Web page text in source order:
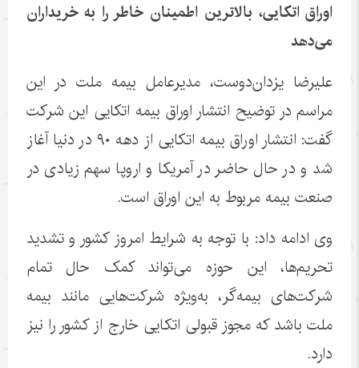
اوراق اتکایی، بالاترین اطمینان خاطر را به خریداران
می‌دهد
علیرضا یزدان‌دوست، مدیرعامل بیمه ملت در این
مراسم در توضیح انتشار اوراق بیمه اتکایی این شرکت
گفت: انتشار اوراق بیمه اتکایی از دهه ۹۰ در دنیا آغاز
شد و در حال حاضر در آمریکا و اروپا سهم زیادی در
صنعت بیمه مربوط به این اوراق است.
وی ادامه داد: با توجه به شرایط امروز کشور و تشدید
تحریم‌ها، این حوزه می‌تواند کمک حال تمام
شرکت‌های بیمه‌گر، به‌ویژه شرکت‌هایی مانند بیمه
ملت باشد که مجوز قبولی اتکایی خارج از کشور را نیز
دارد.